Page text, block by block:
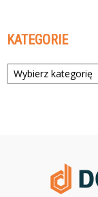
KATEGORIE
Kategorie